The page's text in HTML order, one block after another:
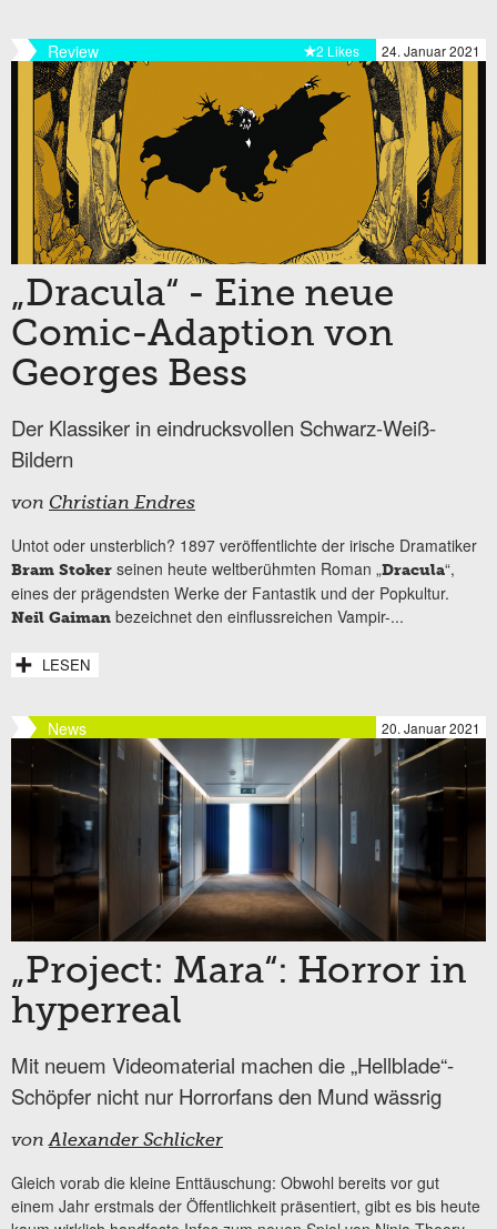
Review 24. Januar 2021
2 Likes
„Dracula“ - Eine neue
Comic-Adaption von
Georges Bess
Der Klassiker in eindrucksvollen Schwarz-Weiß-
Bildern
von Christian Endres
Untot oder unsterblich? 1897 veröffentlichte der irische Dramatiker
Bram Stoker seinen heute weltberühmten Roman „Dracula“,
eines der prägendsten Werke der Fantastik und der Popkultur.
Neil Gaiman bezeichnet den einflussreichen Vampir-...
LESEN
News 20. Januar 2021
„Project: Mara“: Horror in
hyperreal
Mit neuem Videomaterial machen die „Hellblade“-
Schöpfer nicht nur Horrorfans den Mund wässrig
vonAlexander Schlicker
Gleich vorab die kleine Enttäuschung: Obwohl bereits vor gut
einem Jahr erstmals der Öffentlichkeit präsentiert, gibt es bis heute